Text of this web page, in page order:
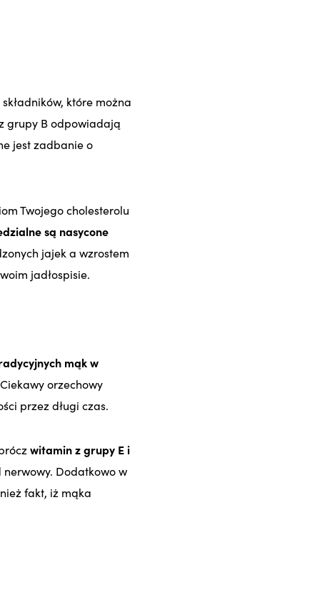
które można
grupy B odpowiadają
jest zadbanie o
Twojego cholesterolu
są nasycone
jajek a wzrostem
jadłospisie.
mąk w
Ciekawy orzechowy
przez długi czas.
witamin z grupy E i
nerwowy. Dodatkowo w
fakt, iż mąka